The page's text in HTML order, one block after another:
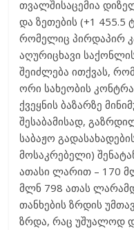
თვალშისაცემია
და ზეთების (+1 455.5
რომელიც პირდაპირ
აღურიცხავი
შეიძლება ითქვას,
ორი სახეობის
ქვეყნის ბაზარზე
შესაბამისად,
საბაჟო
მოსაკრებელი)
ათასი ლარით – 170
მლნ 798 ათას
თანხების ზრდის
ზრდა, რაც უშუალოდ